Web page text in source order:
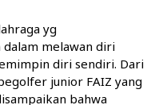
yg
melawan diri
diri sendiri. Dari
junior FAIZ yang
bahwa